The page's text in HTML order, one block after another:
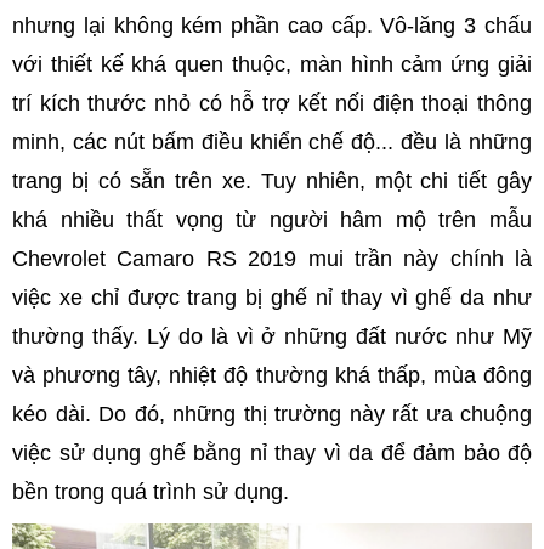
nhưng lại không kém phần cao cấp. Vô-lăng 3 chấu
với thiết kế khá quen thuộc, màn hình cảm ứng giải
trí kích thước nhỏ có hỗ trợ kết nối điện thoại thông
minh, các nút bấm điều khiển chế độ... đều là những
trang bị có sẵn trên xe. Tuy nhiên, một chi tiết gây
khá nhiều thất vọng từ người hâm mộ trên mẫu
Chevrolet Camaro RS 2019 mui trần này chính là
việc xe chỉ được trang bị ghế nỉ thay vì ghế da như
thường thấy. Lý do là vì ở những đất nước như Mỹ
và phương tây, nhiệt độ thường khá thấp, mùa đông
kéo dài. Do đó, những thị trường này rất ưa chuộng
việc sử dụng ghế bằng nỉ thay vì da để đảm bảo độ
bền trong quá trình sử dụng.